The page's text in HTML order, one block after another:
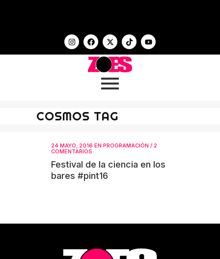
COSMOS TAG
24 MAYO, 2016 EN PROGRAMACIÓN / 2
COMENTARIOS
Festival de la ciencia en los
bares #pint16